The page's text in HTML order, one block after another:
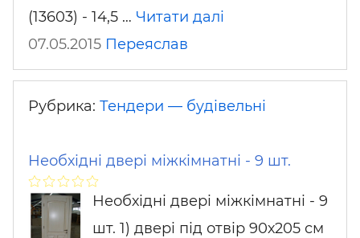
(13603) - 14,5 … Читати далі
07.05.2015 Переяслав
Рубрика: Тендери — будівельні
Необхідні двері міжкімнатні - 9 шт.
Необхідні двері міжкімнатні - 9
шт. 1) двері під отвір 90х205 см